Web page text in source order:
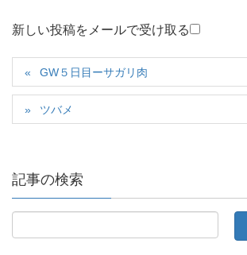
新しい投稿をメールで受け取る
GW５日目ーサガリ肉
ツバメ
記事の検索